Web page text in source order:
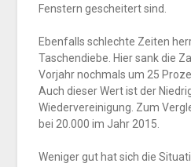
Fenstern gescheitert sind.
Ebenfalls schlechte Zeiten
Taschendiebe. Hier sank die
Vorjahr nochmals um 25
Auch dieser Wert ist der
Wiedervereinigung. Zum
bei 20.000 im Jahr 2015.
Weniger gut hat sich die